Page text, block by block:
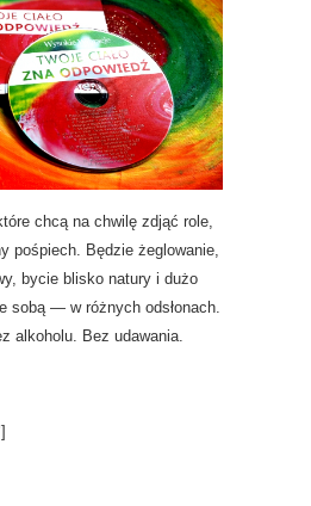
chcą na chwilę zdjąć role,
pośpiech. Będzie żeglowanie,
bycie blisko natury i dużo
sobą — w różnych odsłonach.
alkoholu. Bez udawania.